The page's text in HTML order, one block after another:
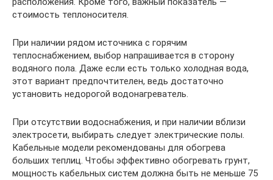
стоимость теплоносителя.
При наличии рядом источника с горячим
теплоснабжением, выбор напрашивается в сторону
водяного пола. Даже если есть только холодная вода,
этот вариант предпочтителен, ведь достаточно
установить недорогой водонагреватель.
При отсутствии водоснабжения, и при наличии вблизи
электросети, выбирать следует электрические полы.
Кабельные модели рекомендованы для обогрева
больших теплиц. Чтобы эффективно обогревать грунт,
мощность кабельных систем должна быть не меньше 75